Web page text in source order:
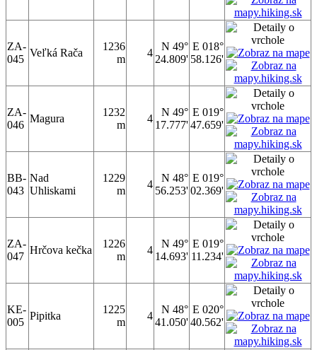
ZA-
045
Veľká Rača
1236
m
4
N 49°
24.809'
E 018°
58.126'
ZA-
046
Magura
1232
m
4
N 49°
17.777'
E 019°
47.659'
BB-
043
Nad
Uhliskami
1229
m
4
N 48°
56.253'
E 019°
02.369'
ZA-
047
Hrčova kečka
1226
m
4
N 49°
14.693'
E 019°
11.234'
KE-
005
Pipitka
1225
m
4
N 48°
41.050'
E 020°
40.562'